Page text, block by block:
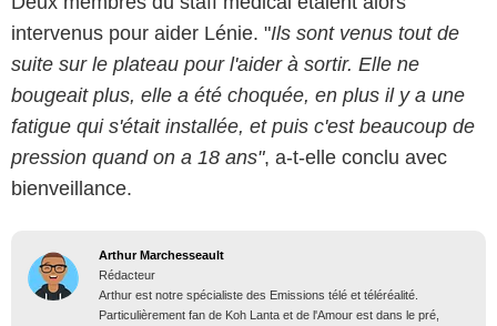
intervenus pour aider Lénie. "Ils sont venus tout de
suite sur le plateau pour l'aider à sortir. Elle ne
bougeait plus, elle a été choquée, en plus il y a une
fatigue qui s'était installée, et puis c'est beaucoup de
pression quand on a 18 ans", a-t-elle conclu avec
bienveillance.
Arthur Marchesseault
Rédacteur
Arthur est notre spécialiste des Emissions télé et téléréalité.
Particulièrement fan de Koh Lanta et de l'Amour est dans le pré,